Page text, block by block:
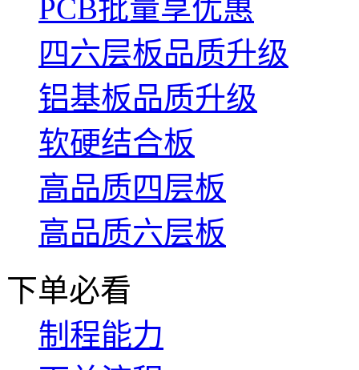
PCB批量享优惠
四六层板品质升级
铝基板品质升级
软硬结合板
高品质四层板
高品质六层板
下单必看
制程能力